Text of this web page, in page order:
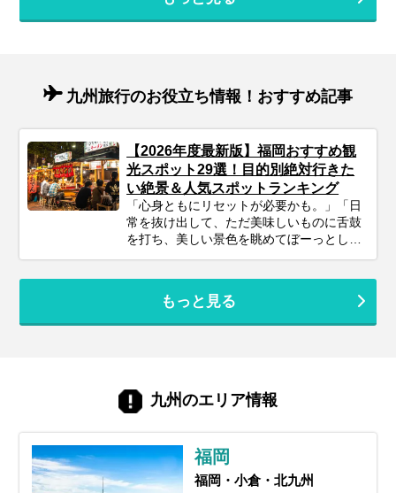
九州旅行のお役立ち情報！おすすめ記事
【2026年度最新版】福岡おすすめ観
光スポット29選！目的別絶対行きた
い絶景＆人気スポットランキング
「心身ともにリセットが必要かも。」「日
常を抜け出して、ただ美味しいものに舌鼓
を打ち、美しい景色を眺めてぼーっとした
分という抜群のアクセスを誇り、洗練され
た都市の楽しみと、息をのむような自然の
最新トレンドから地元で愛され続ける定番
スポットまで、福岡の魅力を存分に味わえ
こに見つかります。
もっと見る
九州のエリア情報
福岡
福岡・小倉・北九州